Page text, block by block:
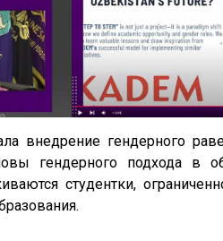
внедрение гендерного
гендерного подхода в
студентки,